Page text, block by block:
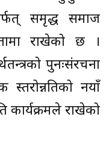
समृद्ध समाज
राखेको छ ।
पुनःसंरचना
नयाँ
कार्यक्रमले राखेको